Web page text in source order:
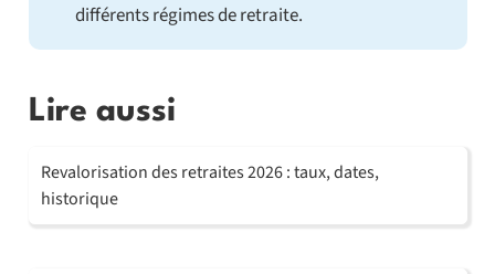
différents régimes de retraite.
Lire aussi
Revalorisation des retraites 2026 : taux, dates,
historique